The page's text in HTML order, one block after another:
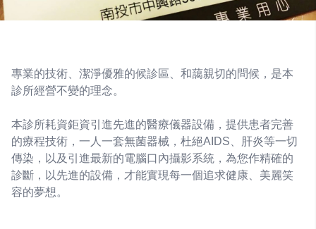
專業的技術、潔淨優雅的候診區、和藹親切的問候，是本
診所經營不變的理念。
本診所耗資鉅資引進先進的醫療儀器設備，提供患者完善
的療程技術，一人一套無菌器械，杜絕AIDS、肝炎等一切
傳染，以及引進最新的電腦口內攝影系統，為您作精確的
診斷，以先進的設備，才能實現每一個追求健康、美麗笑